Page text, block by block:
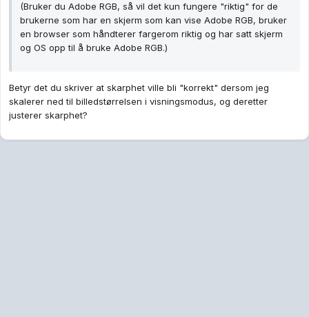
(Bruker du Adobe RGB, så vil det kun fungere "riktig" for de
brukerne som har en skjerm som kan vise Adobe RGB, bruker
en browser som håndterer fargerom riktig og har satt skjerm
og OS opp til å bruke Adobe RGB.)
Betyr det du skriver at skarphet ville bli "korrekt" dersom jeg
skalerer ned til billedstørrelsen i visningsmodus, og deretter
justerer skarphet?